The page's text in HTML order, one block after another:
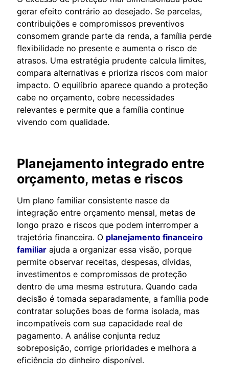
gerar efeito contrário ao desejado. Se parcelas,
contribuições e compromissos preventivos
consomem grande parte da renda, a família perde
flexibilidade no presente e aumenta o risco de
atrasos. Uma estratégia prudente calcula limites,
compara alternativas e prioriza riscos com maior
impacto. O equilíbrio aparece quando a proteção
cabe no orçamento, cobre necessidades
relevantes e permite que a família continue
vivendo com qualidade.
Planejamento integrado entre
orçamento, metas e riscos
Um plano familiar consistente nasce da
integração entre orçamento mensal, metas de
longo prazo e riscos que podem interromper a
trajetória financeira. O planejamento financeiro
familiar ajuda a organizar essa visão, porque
permite observar receitas, despesas, dívidas,
investimentos e compromissos de proteção
dentro de uma mesma estrutura. Quando cada
decisão é tomada separadamente, a família pode
contratar soluções boas de forma isolada, mas
incompatíveis com sua capacidade real de
pagamento. A análise conjunta reduz
sobreposição, corrige prioridades e melhora a
eficiência do dinheiro disponível.